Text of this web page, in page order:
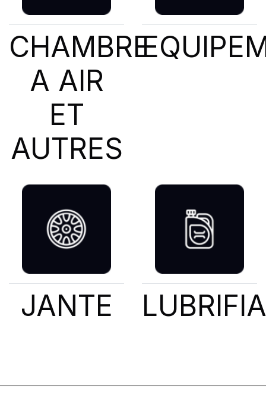
CHAMBRE
A AIR
ET
AUTRES
JANTE